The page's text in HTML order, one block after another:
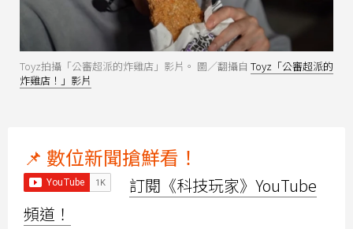
Toyz拍攝「公審超派的炸雞店」影片。 圖／翻攝自 Toyz「公審超派的
炸雞店！」影片
📌 數位新聞搶鮮看！
訂閱《科技玩家》YouTube
頻道！